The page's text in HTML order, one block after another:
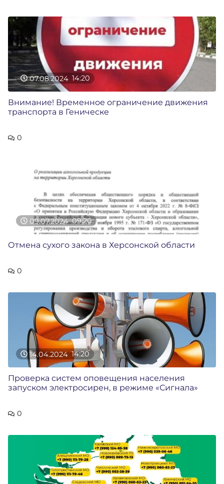
07.08.2024 14:20
Внимание! Временное ограничение движения
транспорта в Геническе
0
09.07.2024 09:20
Отмена сухого закона в Херсонской области
0
14.04.2024 14:20
Проверка систем оповещения населения
запуском электросирен, в режиме «Сигнала»
0